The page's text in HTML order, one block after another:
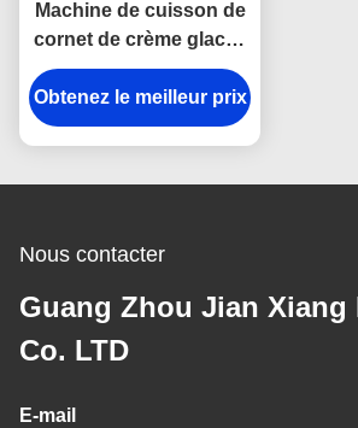
Machine de cuisson de
cornet de crème glacée
de l'acier inoxydable
380V 8kg/H
Obtenez le meilleur prix
Nous contacter
Guang Zhou Jian Xiang
Co. LTD
E-mail